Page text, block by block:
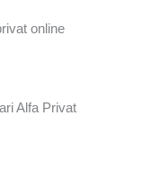
Alfa Privat